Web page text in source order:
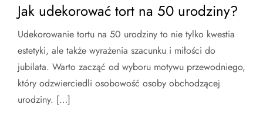
Jak udekorować tort na 50 urodziny?
Udekorowanie tortu na 50 urodziny to nie tylko kwestia
estetyki, ale także wyrażenia szacunku i miłości do
jubilata. Warto zacząć od wyboru motywu przewodniego,
który odzwierciedli osobowość osoby obchodzącej
urodziny. […]